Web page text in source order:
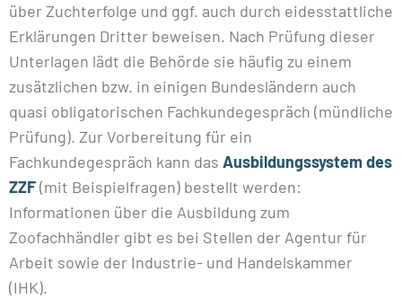
über Zuchterfolge und ggf. auch durch eidesstattliche
Erklärungen Dritter beweisen. Nach Prüfung dieser
Unterlagen lädt die Behörde sie häufig zu einem
zusätzlichen bzw. in einigen Bundesländern auch
quasi obligatorischen Fachkundegespräch (mündliche
Prüfung). Zur Vorbereitung für ein
Fachkundegespräch kann das Ausbildungssystem des
ZZF(mit Beispielfragen) bestellt werden:
Informationen über die Ausbildung zum
Zoofachhändler gibt es bei Stellen der Agentur für
Arbeit sowie der Industrie- und Handelskammer
(IHK).